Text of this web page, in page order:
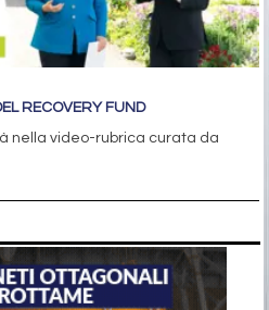
RECOVERY FUND
nella video-rubrica curata da